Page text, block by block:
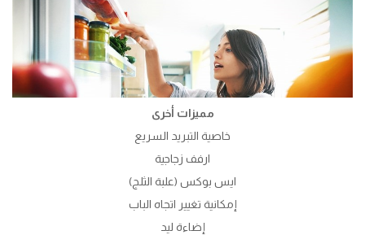
مميزات أخرى
خاصية التبريد السريع
ارفف زجاجية
ايس بوكس (علبة الثلج)
إمكانية تغيير اتجاه الباب
إضاءة ليد